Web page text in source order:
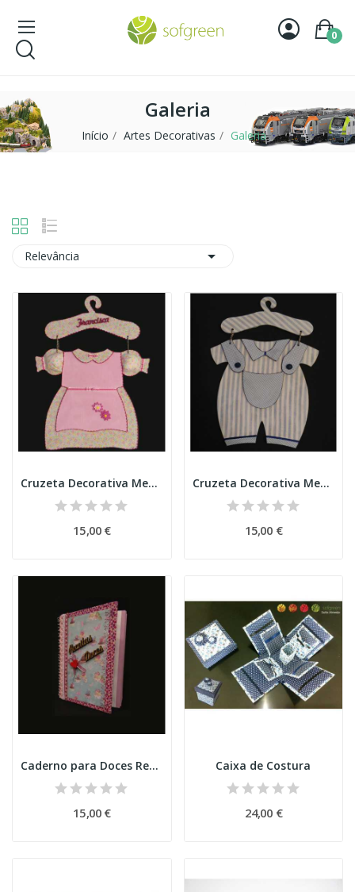
0
Galeria
Início Artes Decorativas Galeria
Relevância 
Cruzeta Decorativa Menina
15,00 €
Cruzeta Decorativa Menino
15,00 €
Caderno para Doces Receitas
15,00 €
Caixa de Costura
24,00 €